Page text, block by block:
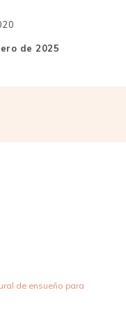
de 2025
de ensueño para